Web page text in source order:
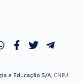
OAB
e Educação S/A, CNPJ: